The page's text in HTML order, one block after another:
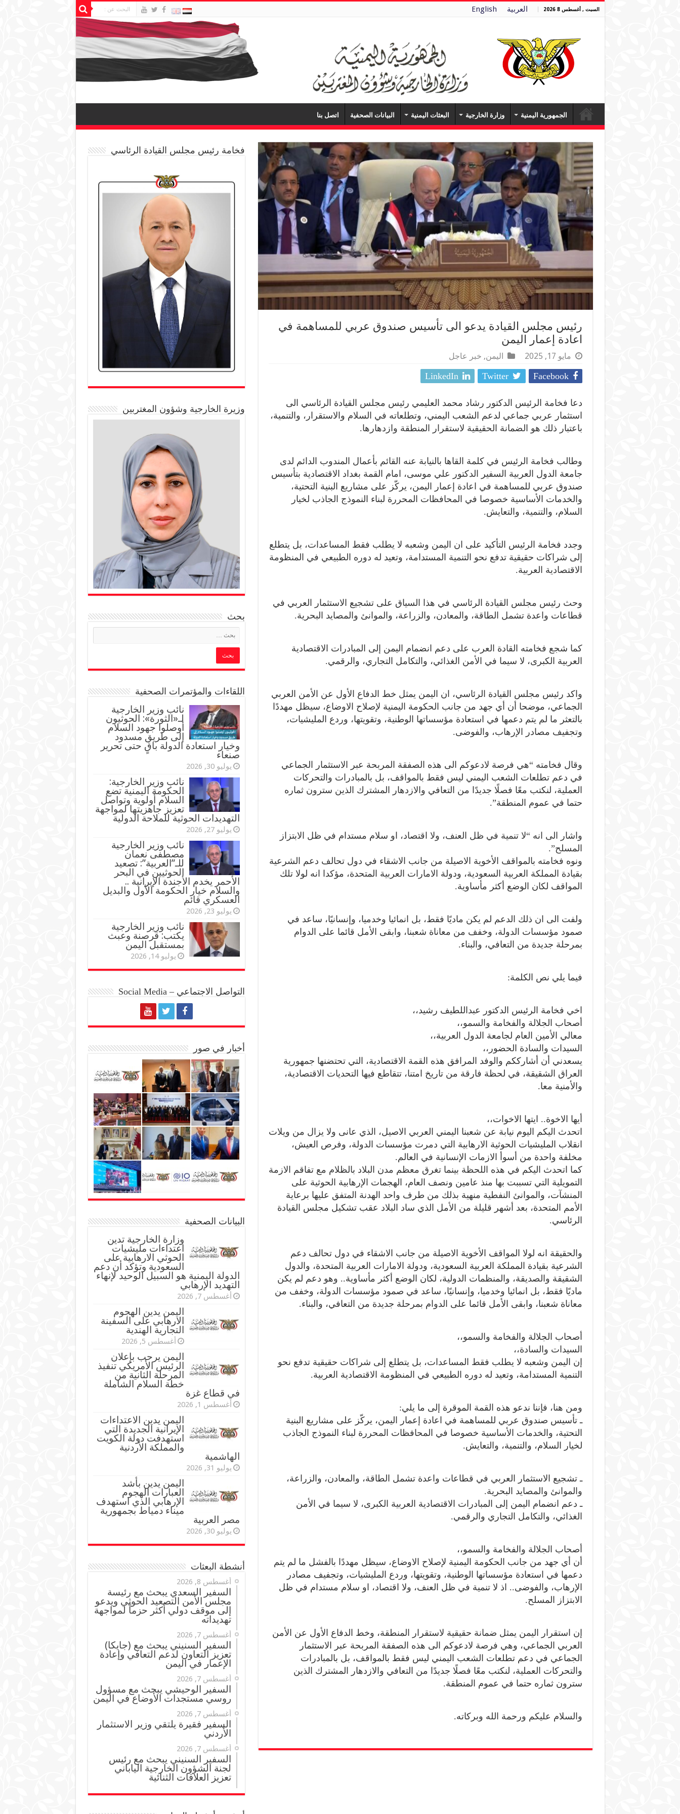
السبت , أغسطس 8 2026 العربية English
الجمهورية اليمنية وزارة الخارجية البعثات اليمنية البيانات الصحفية اتصل بنا
رئيس مجلس القيادة يدعو الى تأسيس صندوق عربي للمساهمة في
اعادة إعمار اليمن
مايو 17, 2025 اليمن, خبر عاجل
Facebook
Twitter
LinkedIn
دعا فخامة الرئيس الدكتور رشاد محمد العليمي رئيس مجلس القيادة الرئاسي الى
استثمار عربي جماعي لدعم الشعب اليمني، وتطلعاته في السلام والاستقرار، والتنمية،
باعتبار ذلك هو الضمانة الحقيقية لاستقرار المنطقة وازدهارها.
وطالب فخامة الرئيس في كلمة القاها بالنيابة عنه القائم بأعمال المندوب الدائم لدى
جامعة الدول العربية السفير الدكتور علي موسى، امام القمة بغداد الاقتصادية بتأسيس
صندوق عربي للمساهمة في اعادة إعمار اليمن، يركّز على مشاريع البنية التحتية،
والخدمات الأساسية خصوصا في المحافظات المحررة لبناء النموذج الجاذب لخيار
السلام، والتنمية، والتعايش.
وجدد فخامة الرئيس التأكيد على ان اليمن وشعبه لا يطلب فقط المساعدات، بل يتطلع
إلى شراكات حقيقية تدفع نحو التنمية المستدامة، وتعيد له دوره الطبيعي في المنظومة
الاقتصادية العربية.
وحث رئيس مجلس القيادة الرئاسي في هذا السياق على تشجيع الاستثمار العربي في
قطاعات واعدة تشمل الطاقة، والمعادن، والزراعة، والموانئ والمصايد البحرية.
كما شجع فخامته القادة العرب على دعم انضمام اليمن إلى المبادرات الاقتصادية
العربية الكبرى، لا سيما في الأمن الغذائي، والتكامل التجاري، والرقمي.
واكد رئيس مجلس القيادة الرئاسي، ان اليمن يمثل خط الدفاع الأول عن الأمن العربي
الجماعي، موضحا أن أي جهد من جانب الحكومة اليمنية لإصلاح الاوضاع، سيظل مهددًا
بالتعثر ما لم يتم دعمها في استعادة مؤسساتها الوطنية، وتقويتها، وردع المليشيات،
وتجفيف مصادر الإرهاب، والفوضى.
وقال فخامته “هي فرصة لادعوكم الى هذه الصفقة المربحة عبر الاستثمار الجماعي
في دعم تطلعات الشعب اليمني ليس فقط بالمواقف، بل بالمبادرات والتحركات
العملية، لنكتب معًا فصلًا جديدًا من التعافي والازدهار المشترك الذين سترون ثماره
حتما في عموم المنطقة”.
واشار الى انه “لا تنمية في ظل العنف، ولا اقتصاد، او سلام مستدام في ظل الابتزاز
المسلح”.
ونوه فخامته بالمواقف الأخوية الاصيلة من جانب الاشقاء في دول تحالف دعم الشرعية
بقيادة المملكة العربية السعودية، ودولة الامارات العربية المتحدة، مؤكدا انه لولا تلك
المواقف لكان الوضع أكثر مأساوية.
ولفت الى ان ذلك الدعم لم يكن ماديًا فقط، بل انمائيا وخدميا، وإنسانيًا، ساعد في
صمود مؤسسات الدولة، وخفف من معاناة شعبنا، وابقى الأمل قائما على الدوام
بمرحلة جديدة من التعافي، والبناء.
فيما يلي نص الكلمة:
اخي فخامة الرئيس الدكتور عبداللطيف رشيد،،
أصحاب الجلالة والفخامة والسمو،،
معالي الأمين العام لجامعة الدول العربية،،
السيدات والسادة الحضور،،
يسعدني أن أشارككم والوفد المرافق هذه القمة الاقتصادية، التي تحتضنها جمهورية
العراق الشقيقة، في لحظة فارقة من تاريخ امتنا، تتقاطع فيها التحديات الاقتصادية،
والأمنية معا.
أيها الاخوة.. ايتها الاخوات،،
اتحدث اليكم اليوم نيابة عن شعبنا اليمني العربي الاصيل، الذي عانى ولا يزال من ويلات
انقلاب المليشيات الحوثية الارهابية التي دمرت مؤسسات الدولة، وفرص العيش،
مخلفة واحدة من أسوأ الازمات الإنسانية في العالم.
كما اتحدث اليكم في هذه اللحظة بينما تغرق معظم مدن البلاد بالظلام مع تفاقم الازمة
التمويلية التي تسببت بها منذ عامين ونصف العام، الهجمات الإرهابية الحوثية على
المنشآت، والموانئ النفطية منهية بذلك من طرف واحد الهدنة المتفق عليها برعاية
الأمم المتحدة، بعد أشهر قليلة من الأمل الذي ساد البلاد عقب تشكيل مجلس القيادة
الرئاسي.
والحقيقة انه لولا المواقف الأخوية الاصيلة من جانب الاشقاء في دول تحالف دعم
الشرعية بقيادة المملكة العربية السعودية، ودولة الامارات العربية المتحدة، والدول
الشقيقة والصديقة، والمنظمات الدولية، لكان الوضع أكثر مأساوية.. وهو دعم لم يكن
ماديًا فقط، بل انمائيا وخدميا، وإنسانيًا، ساعد في صمود مؤسسات الدولة، وخفف من
معاناة شعبنا، وابقى الأمل قائما على الدوام بمرحلة جديدة من التعافي، والبناء.
أصحاب الجلالة والفخامة والسمو،،
السيدات والسادة،،
إن اليمن وشعبه لا يطلب فقط المساعدات، بل يتطلع إلى شراكات حقيقية تدفع نحو
التنمية المستدامة، وتعيد له دوره الطبيعي في المنظومة الاقتصادية العربية.
ومن هنا، فإننا ندعو هذه القمة الموقرة إلى ما يلي:
ـ تأسيس صندوق عربي للمساهمة في اعادة إعمار اليمن، يركّز على مشاريع البنية
التحتية، والخدمات الأساسية خصوصا في المحافظات المحررة لبناء النموذج الجاذب
لخيار السلام، والتنمية، والتعايش.
ـ تشجيع الاستثمار العربي في قطاعات واعدة تشمل الطاقة، والمعادن، والزراعة،
والموانئ والمصايد البحرية.
ـ دعم انضمام اليمن إلى المبادرات الاقتصادية العربية الكبرى، لا سيما في الأمن
الغذائي، والتكامل التجاري والرقمي.
أصحاب الجلالة والفخامة والسمو،،
أن أي جهد من جانب الحكومة اليمنية لإصلاح الاوضاع، سيظل مهددًا بالفشل ما لم يتم
دعمها في استعادة مؤسساتها الوطنية، وتقويتها، وردع المليشيات، وتجفيف مصادر
الإرهاب، والفوضى.. اذ لا تنمية في ظل العنف، ولا اقتصاد، او سلام مستدام في ظل
الابتزاز المسلح.
إن استقرار اليمن يمثل ضمانة حقيقية لاستقرار المنطقة، وخط الدفاع الأول عن الأمن
العربي الجماعي، وهي فرصة لادعوكم الى هذه الصفقة المربحة عبر الاستثمار
الجماعي في دعم تطلعات الشعب اليمني ليس فقط بالمواقف، بل بالمبادرات
والتحركات العملية، لنكتب معًا فصلًا جديدًا من التعافي والازدهار المشترك الذين
سترون ثماره حتما في عموم المنطقة.
والسلام عليكم ورحمة الله وبركاته.
فخامة رئيس مجلس القيادة الرئاسي
وزيرة الخارجية وشؤون المغتربين
بحث
اللقاءات والمؤتمرات الصحفية
‏نائب وزير الخارجية
لـ«الثورة»: الحوثيون
أوصلوا جهود السلام
إلى طريق مسدود
وخيار استعادة الدولة باقٍ حتى تحرير
صنعاء
يوليو 30, 2026
نائب وزير الخارجية:
الحكومة اليمنية تضع
السلام أولوية وتواصل
تعزيز جاهزيتها لمواجهة
التهديدات الحوثية للملاحة الدولية
يوليو 27, 2026
نائب وزير الخارجية
مصطفى نعمان
للـ”العربية”: تصعيد
الحوثيين في البحر
الأحمر يخدم الأجندة الإيرانية ..
والسلام خيار الحكومة الأول والبديل
العسكري قائم
يوليو 23, 2026
نائب وزير الخارجية
يكتب: قرصنة وعبث
بمستقبل اليمن
يوليو 14, 2026
التواصل الاجتماعي – Social Media
أخبار في صور
البيانات الصحفية
وزارة الخارجية تدين
اعتداءات مليشيات
الحوثي الارهابية على
السعودية وتؤكد أن دعم
الدولة اليمنية هو السبيل الوحيد لإنهاء
التهديد الإرهابي
أغسطس 7, 2026
اليمن يدين الهجوم
الارهابي على السفينة
التجارية الهندية
أغسطس 5, 2026
اليمن يرحب بإعلان
الرئيس الأمريكي تنفيذ
المرحلة الثانية من
خطة السلام الشاملة
في قطاع غزة
أغسطس 1, 2026
اليمن يدين الاعتداءات
الإيرانية الجديدة التي
استهدفت دولة الكويت
والمملكة الأردنية
الهاشمية
يوليو 31, 2026
اليمن يدين بأشد
العبارات الهجوم
الإرهابي الذي استهدف
ميناء دمياط بجمهورية
مصر العربية
يوليو 30, 2026
أنشطة البعثات
أغسطس 8, 2026
السفير السعدي يبحث مع رئيسة
مجلس الأمن التصعيد الحوثي ويدعو
إلى موقف دولي أكثر حزماً لمواجهة
تهديداته
أغسطس 7, 2026
السفير السنيني يبحث مع (جايكا)
تعزيز التعاون لدعم التعافي وإعادة
الإعمار في اليمن
أغسطس 7, 2026
السفير الوحيشي يبحث مع مسؤول
روسي مستجدات الأوضاع في اليمن
أغسطس 7, 2026
السفير فقيرة يلتقي وزير الاستثمار
الأردني
أغسطس 7, 2026
السفير السنيني يبحث مع رئيس
لجنة الشؤون الخارجية الياباني
تعزيز العلاقات الثنائية